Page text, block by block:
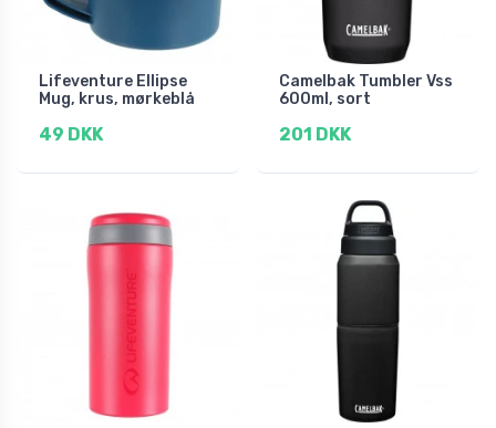
Lifeventure Ellipse
Mug, krus, mørkeblå
49 DKK
Camelbak Tumbler Vss
600ml, sort
201 DKK